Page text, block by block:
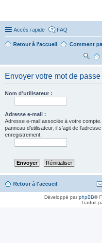
Stylevan -
Accès rapide FAQ
Retour à l'accueil Comment
her
Envoyer votre mot de passe
Nom d’utilisateur :
Adresse e-mail :
Adresse e-mail associée à votre
panneau d’utilisateur, il s’agit de
enregistrement.
Retour à l'accueil
Développé parphpBB®
Traduit